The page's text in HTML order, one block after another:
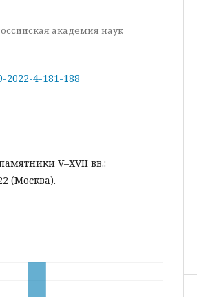
академия наук
2022-4-181-188
V–XVII вв.:
(Москва).